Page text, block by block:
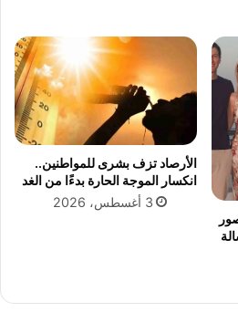
الأرصاد تزف بشرى للمواطنين..
انكسار الموجة الحارة بدءًا من الغد
3 أغسطس، 2026